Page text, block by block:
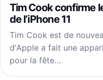
Tim Cook confirme
de l’iPhone 11
Tim Cook est de
d'Apple a fait une
pour la fête…